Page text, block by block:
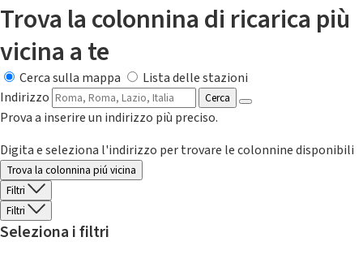
Trova la colonnina di ricarica più
vicina a te
Cerca sulla mappa
Lista delle stazioni
Indirizzo
Cerca
Prova a inserire un indirizzo più preciso.
Digita e seleziona l'indirizzo per trovare le colonnine disponibili
Trova la colonnina piú vicina
Filtri
Filtri
Seleziona i filtri